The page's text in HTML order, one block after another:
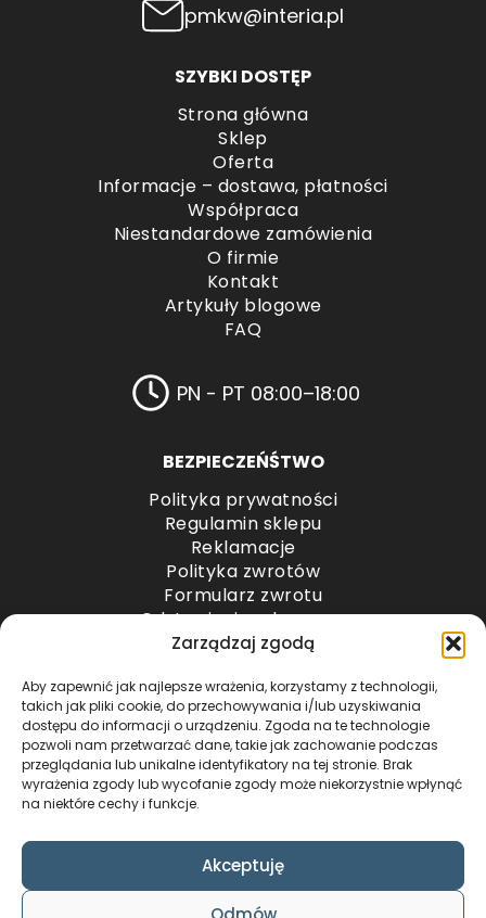
Zarządzaj zgodą
Aby zapewnić jak najlepsze wrażenia, korzystamy z technologii,
takich jak pliki cookie, do przechowywania i/lub uzyskiwania
dostępu do informacji o urządzeniu. Zgoda na te technologie
pozwoli nam przetwarzać dane, takie jak zachowanie podczas
przeglądania lub unikalne identyfikatory na tej stronie. Brak
wyrażenia zgody lub wycofanie zgody może niekorzystnie wpłynąć
na niektóre cechy i funkcje.
Akceptuję
pmkw@interia.pl
SZYBKI DOSTĘP
Strona główna
Sklep
Oferta
Informacje – dostawa, płatności
Współpraca
Niestandardowe zamówienia
O firmie
Kontakt
Artykuły blogowe
FAQ
PN - PT 08:00–18:00
BEZPIECZEŃŚTWO
Polityka prywatności
Regulamin sklepu
Reklamacje
Polityka zwrotów
Formularz zwrotu
Odstąpienie od umowy
Odstąpienie od umowy – przesyłki paletowe
METODY PŁATNOŚCI
COPYRIGHT © 2024 by ADWENTO ŁUKASZ